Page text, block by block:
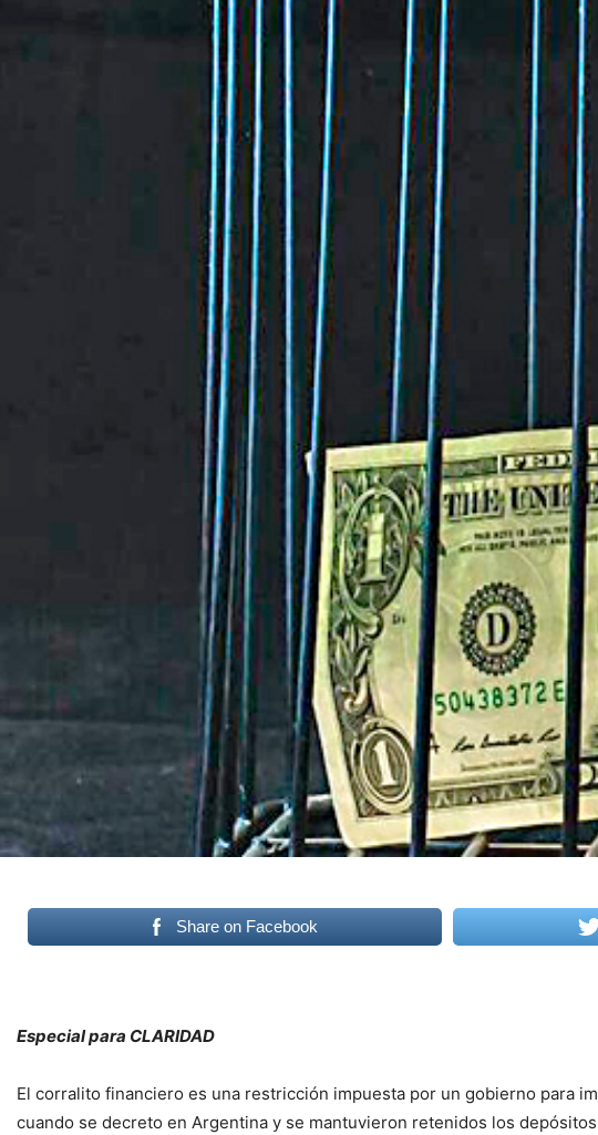
Share on Facebook
Especial para CLARIDAD
El corralito financiero es una restricción impuesta por un gobierno para
cuando se decreto en Argentina y se mantuvieron retenidos los